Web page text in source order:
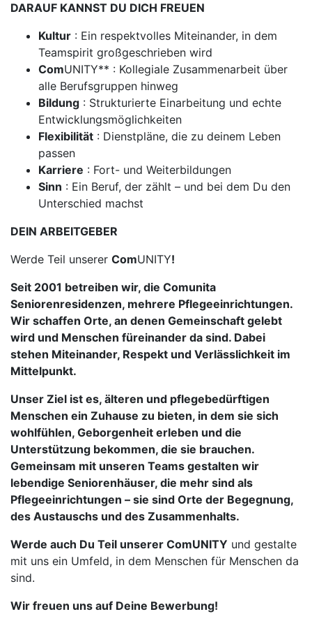
DARAUF KANNST DU DICH FREUEN
Kultur : Ein respektvolles Miteinander, in dem
Teamspirit großgeschrieben wird
ComUNITY** : Kollegiale Zusammenarbeit über
alle Berufsgruppen hinweg
Bildung : Strukturierte Einarbeitung und echte
Entwicklungsmöglichkeiten
Flexibilität : Dienstpläne, die zu deinem Leben
passen
Karriere : Fort- und Weiterbildungen
Sinn : Ein Beruf, der zählt – und bei dem Du den
Unterschied machst
DEIN ARBEITGEBER
Werde Teil unserer ComUNITY!
Seit 2001 betreiben wir, die Comunita
Seniorenresidenzen, mehrere Pflegeeinrichtungen.
Wir schaffen Orte, an denen Gemeinschaft gelebt
wird und Menschen füreinander da sind. Dabei
stehen Miteinander, Respekt und Verlässlichkeit im
Mittelpunkt.
Unser Ziel ist es, älteren und pflegebedürftigen
Menschen ein Zuhause zu bieten, in dem sie sich
wohlfühlen, Geborgenheit erleben und die
Unterstützung bekommen, die sie brauchen.
Gemeinsam mit unseren Teams gestalten wir
lebendige Seniorenhäuser, die mehr sind als
Pflegeeinrichtungen – sie sind Orte der Begegnung,
des Austauschs und des Zusammenhalts.
Werde auch Du Teil unserer ComUNITY und gestalte
mit uns ein Umfeld, in dem Menschen für Menschen da
sind.
Wir freuen uns auf Deine Bewerbung!